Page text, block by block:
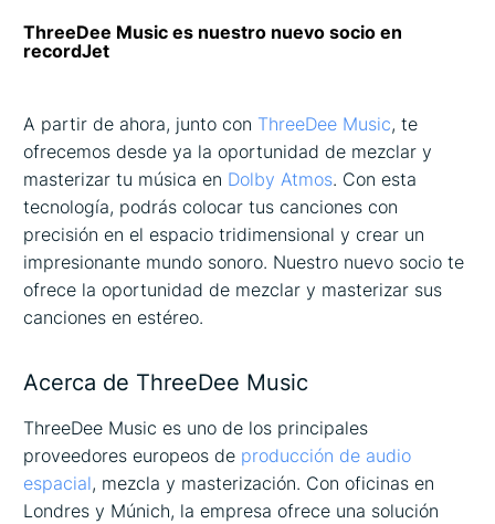
ThreeDee Music es nuestro nuevo socio en
recordJet
A partir de ahora, junto con ThreeDee Music, te
ofrecemos desde ya la oportunidad de mezclar y
masterizar tu música en Dolby Atmos. Con esta
tecnología, podrás colocar tus canciones con
precisión en el espacio tridimensional y crear un
impresionante mundo sonoro. Nuestro nuevo socio te
ofrece la oportunidad de mezclar y masterizar sus
canciones en estéreo.
Acerca de ThreeDee Music
ThreeDee Music es uno de los principales
proveedores europeos de producción de audio
espacial, mezcla y masterización. Con oficinas en
Londres y Múnich, la empresa ofrece una solución